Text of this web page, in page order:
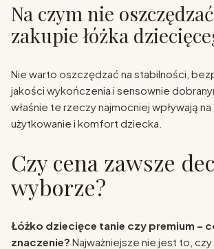
Na czym nie
zakupie łóżka
Nie warto oszczędzać na stabilności,
jakości wykończenia i sensownie
właśnie te rzeczy najmocniej wpływają
użytkowanie i komfort dziecka.
Czy cena zawsze
wyborze?
Łóżko dziecięce tanie czy premium –
znaczenie? Najważniejsze nie jest to,